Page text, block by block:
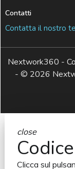
Contatti
Contatta il nostro
Nextwork360 -
- © 2026
close
Clicca sul